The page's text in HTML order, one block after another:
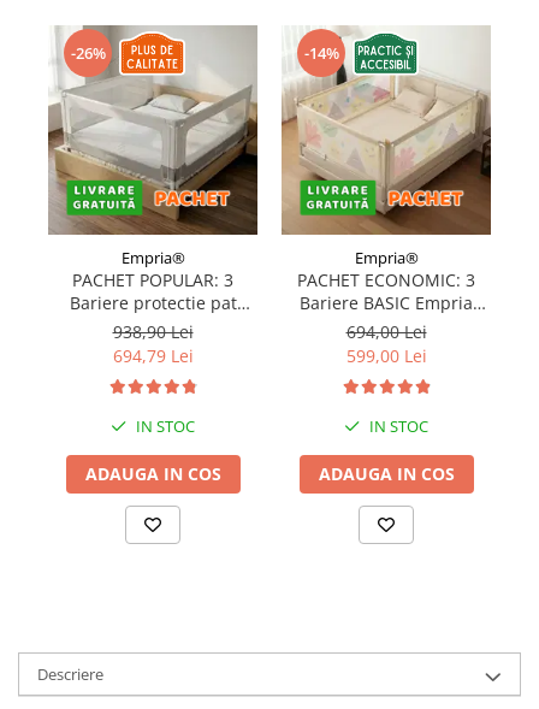
-26%
Empria®
PACHET POPULAR: 3
Bariere protectie pat
copii, SELECT, 160x200
cm
938,90 Lei
694,79 Lei
IN STOC
ADAUGA IN COS
-14%
Empria®
PACHET ECONOMIC: 3
Bariere BASIC Empria
protectie pat 160X200 cm
+ bara stabilizatoare
694,00 Lei
599,00 Lei
IN STOC
ADAUGA IN COS
Descriere